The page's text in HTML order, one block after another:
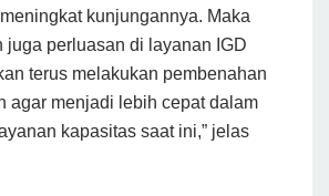
kunjungannya. Maka
juga perluasan di layanan IGD
terus melakukan pembenahan
agar menjadi lebih cepat dalam
kapasitas saat ini,” jelas